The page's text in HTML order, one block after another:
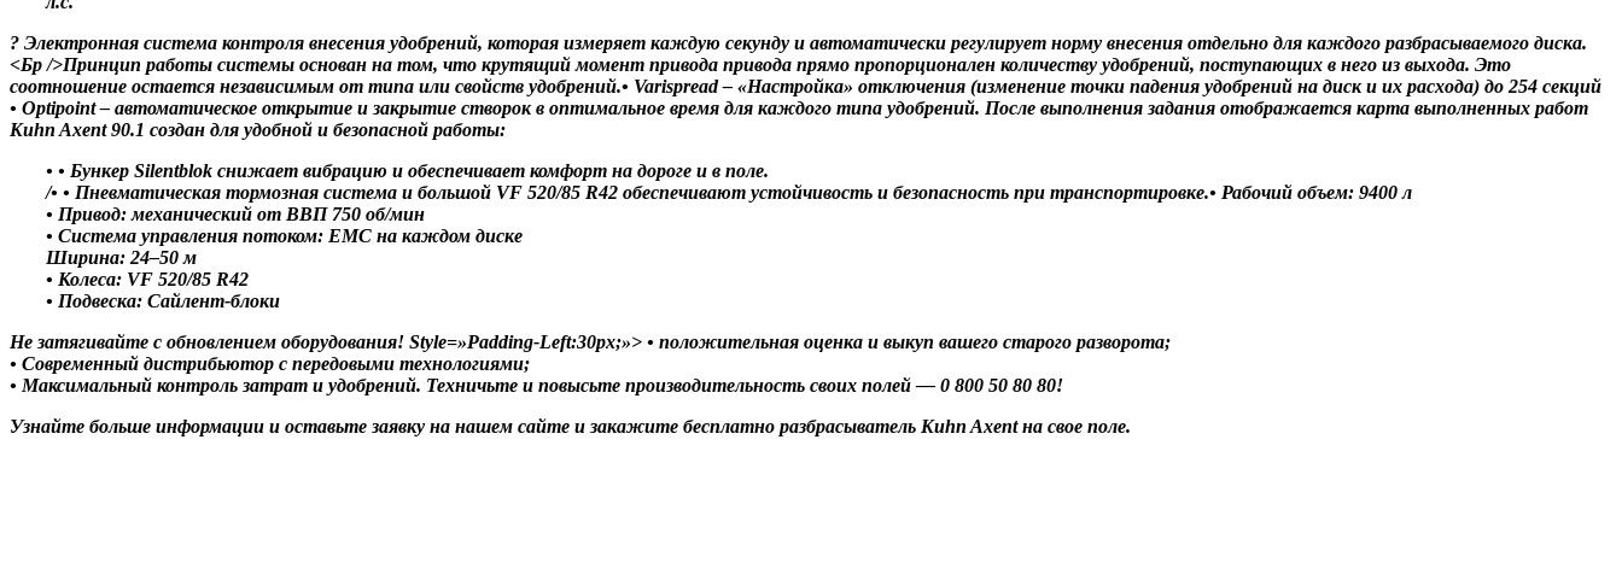
? Электронная система контроля внесения удобрений, которая измеряет каждую секунду и автоматически регулирует норму внесения отдельно для каждого разбрасываемого диска.
<Бр />Принцип работы системы основан на том, что крутящий момент привода привода прямо пропорционален количеству удобрений, поступающих в него из выхода. Это
соотношение остается независимым от типа или свойств удобрений.• Varispread – «Настройка» отключения (изменение точки падения удобрений на диск и их расхода) до 254 секций
• Optipoint – автоматическое открытие и закрытие створок в оптимальное время для каждого типа удобрений. После выполнения задания отображается карта выполненных работ
Kuhn Axent 90.1 создан для удобной и безопасной работы:
• • Бункер Silentblok снижает вибрацию и обеспечивает комфорт на дороге и в поле.
/• • Пневматическая тормозная система и большой VF 520/85 R42 обеспечивают устойчивость и безопасность при транспортировке.• Рабочий объем: 9400 л
• Привод: механический от ВВП 750 об/мин
• Система управления потоком: EMC на каждом диске
Ширина: 24–50 м
• Колеса: VF 520/85 R42
• Подвеска: Сайлент-блоки
Не затягивайте с обновлением оборудования! Style=»Padding-Left:30px;»> • положительная оценка и выкуп вашего старого разворота;
• Современный дистрибьютор с передовыми технологиями;
• Максимальный контроль затрат и удобрений. Техничьте и повысьте производительность своих полей — 0 800 50 80 80!
Узнайте больше информации и оставьте заявку на нашем сайте и закажите бесплатно разбрасыватель Kuhn Axent на свое поле.